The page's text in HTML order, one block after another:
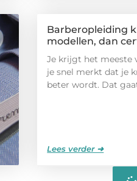
Barberopleiding
modellen, dan
Je krijgt het meeste
je snel merkt dat je
beter wordt. Dat
Lees verder ➜